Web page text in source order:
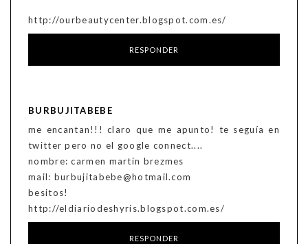
http://ourbeautycenter.blogspot.com.es/
RESPONDER
BURBUJITABEBE
me encantan!!! claro que me apunto! te seguía en
twitter pero no el google connect....
nombre: carmen martin brezmes
mail: burbujitabebe@hotmail.com
besitos!
http://eldiariodeshyris.blogspot.com.es/
RESPONDER